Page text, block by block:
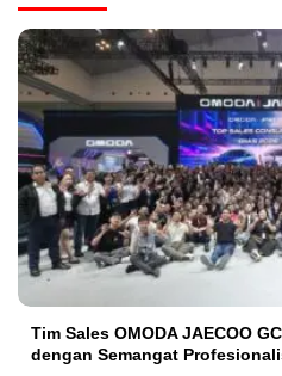
Tim Sales OMODA JAECOO
dengan Semangat